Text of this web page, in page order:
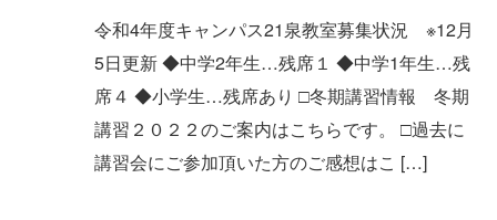
令和4年度キャンパス21泉教室募集状況 ※12月
5日更新 ◆中学2年生…残席１ ◆中学1年生…残
席４ ◆小学生…残席あり □冬期講習情報 冬期
講習２０２２のご案内はこちらです。 □過去に
講習会にご参加頂いた方のご感想はこ […]